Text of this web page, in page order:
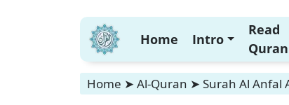
Home Intro
Read
Quran
Home ➤ Al-Quran ➤ Surah Al Anfal